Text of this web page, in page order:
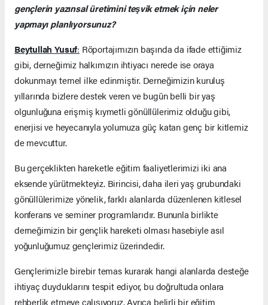
gençlerin yazınsal üretimini teşvik etmek için neler
yapmayı planlıyorsunuz?
Beytullah Yusuf: Röportajımızın başında da ifade ettiğimiz
gibi, derneğimiz halkımızın ihtiyacı nerede ise oraya
dokunmayı temel ilke edinmiştir. Derneğimizin kuruluş
yıllarında bizlere destek veren ve bugün belli bir yaş
olgunluğuna erişmiş kıymetli gönüllülerimiz olduğu gibi,
enerjisi ve heyecanıyla yolumuza güç katan genç bir kitlemiz
de mevcuttur.
Bu gerçeklikten hareketle eğitim faaliyetlerimizi iki ana
eksende yürütmekteyiz. Birincisi, daha ileri yaş grubundaki
gönüllülerimize yönelik, farklı alanlarda düzenlenen kitlesel
konferans ve seminer programlarıdır. Bununla birlikte
derneğimizin bir gençlik hareketi olması hasebiyle asıl
yoğunluğumuz gençlerimiz üzerindedir.
Gençlerimizle birebir temas kurarak hangi alanlarda desteğe
ihtiyaç duyduklarını tespit ediyor, bu doğrultuda onlara
rehberlik etmeye çalışıyoruz. Ayrıca belirli bir eğitim